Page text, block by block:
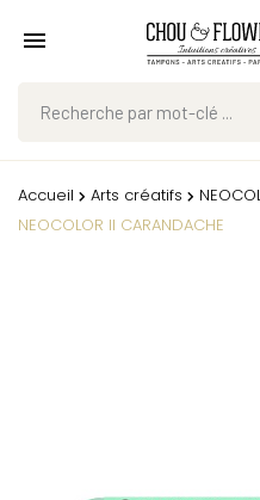
Accueil Arts créatifs
NEOCOLOR II CARANDACHE